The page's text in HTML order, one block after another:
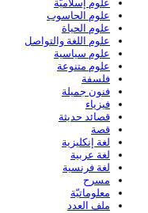
علوم إسلاميّة
علوم الحاسوب
علوم الحياة
علوم اللغة والتواصل
علوم سياسية
علوم متنوعة
فلسفة
فنون جميلة
فيزياء
قصائد حديثة
قصة
لغة إنكليزية
لغة عربية
لغة فرنسية
مسرح
معلوماتيّة
ملف العدد